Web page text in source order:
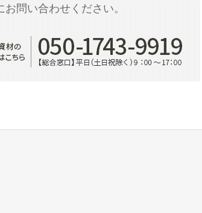
お問い合わせください。